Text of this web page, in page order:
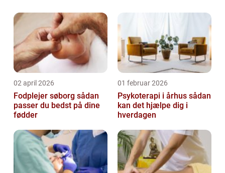
02 april 2026
Fodplejer søborg sådan
passer du bedst på dine
fødder
01 februar 2026
Psykoterapi i århus sådan
kan det hjælpe dig i
hverdagen